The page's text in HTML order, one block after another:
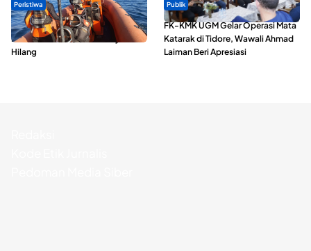
Peristiwa
Dua Longboat Bertabrakan di
Perairan Taliabu, Satu Nelayan
Hilang
Publik
FK-KMK UGM Gelar Operasi Mata
Katarak di Tidore, Wawali Ahmad
Laiman Beri Apresiasi